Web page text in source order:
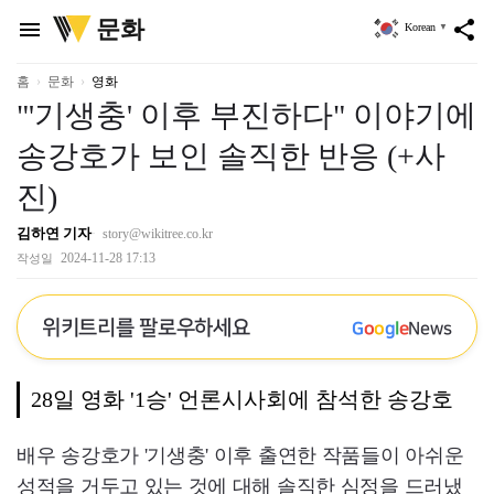
menu
위
키
리
문화 share
Korean ▼
홈 문화 영화
"'기생충' 이후 부진하다" 이야기에
송강호가 보인 솔직한 반응 (+사
진)
김하연 기자 story@wikitree.co.kr
작성일 2024-11-28 17:13
위키트리를 팔로우하세요 GoogleNews
28일 영화 '1승' 언론시사회에 참석한 송강호
배우 송강호가 '기생충' 이후 출연한 작품들이 아쉬운
성적을 거두고 있는 것에 대해 솔직한 심정을 드러냈